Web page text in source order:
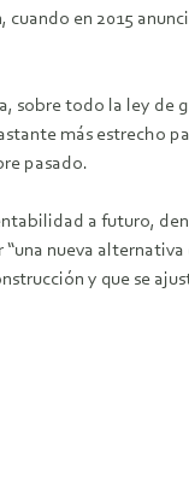
en 2015
sobre todo la ley de
más estrecho
pasado.
a futuro,
nueva
y que se